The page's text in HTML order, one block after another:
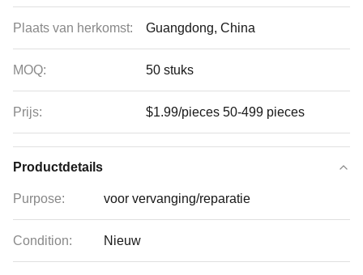
Plaats van herkomst: Guangdong, China
MOQ: 50 stuks
Prijs: $1.99/pieces 50-499 pieces
Productdetails
Purpose: voor vervanging/reparatie
Condition: Nieuw